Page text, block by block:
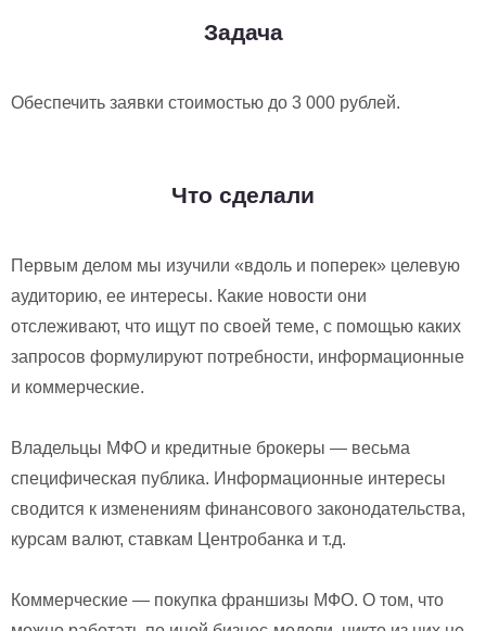
Задача
Обеспечить заявки стоимостью до 3 000 рублей.
Что сделали
Первым делом мы изучили «вдоль и поперек» целевую
аудиторию, ее интересы. Какие новости они
отслеживают, что ищут по своей теме, с помощью каких
запросов формулируют потребности, информационные
и коммерческие.
Владельцы МФО и кредитные брокеры — весьма
специфическая публика. Информационные интересы
сводится к изменениям финансового законодательства,
курсам валют, ставкам Центробанка и т.д.
Коммерческие — покупка франшизы МФО. О том, что